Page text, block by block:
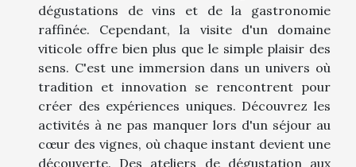
dégustations de vins et de la gastronomie
raffinée. Cependant, la visite d'un domaine
viticole offre bien plus que le simple plaisir des
sens. C'est une immersion dans un univers où
tradition et innovation se rencontrent pour
créer des expériences uniques. Découvrez les
activités à ne pas manquer lors d'un séjour au
cœur des vignes, où chaque instant devient une
découverte. Des ateliers de dégustation aux